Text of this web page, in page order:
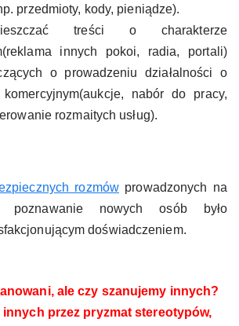
przedmioty, kody, pieniądze).
treści o charakterze
innych pokoi, radia, portali)
o prowadzeniu działalności o
komercyjnym(aukcje, nabór do pracy,
rozmaitych usług).
rozmówprowadzonych na
poznawanie nowych osób było
doświadczeniem.
ale czy szanujemy innych?
innych przez pryzmat stereotypów,